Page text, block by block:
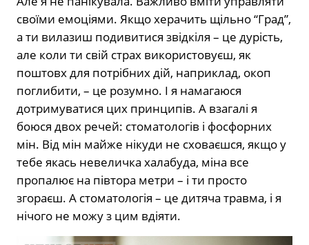
своїми емоціями. Якщо херачить щільно “Град”,
а ти вилазиш подивитися звідкіля – це дурість,
але коли ти свій страх використовуєш, як
поштовх для потрібних дій, наприклад, окоп
поглибити, – це розумно. І я намагаюся
дотримуватися цих принципів. А взагалі я
боюся двох речей: стоматологів і фосфорних
мін. Від мін майже нікуди не сховаєшся, якщо у
тебе якась невеличка халабуда, міна все
пропалює на півтора метри – і ти просто
згораєш. А стоматологія – це дитяча травма, і я
нічого не можу з цим вдіяти.